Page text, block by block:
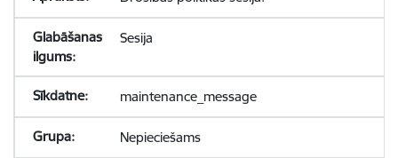
Sesija
maintenance_message
Nepieciešams